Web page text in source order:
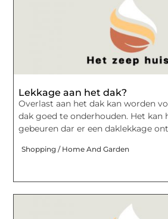
Lekkage aan het dak?
Overlast aan het dak kan worden
dak goed te onderhouden. Het kan
gebeuren dar er een daklekkage
Shopping / Home And Garden